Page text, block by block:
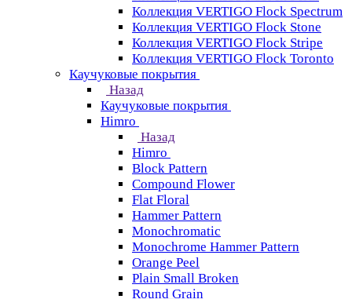
Коллекция VERTIGO Flock Spectrum
Коллекция VERTIGO Flock Stone
Коллекция VERTIGO Flock Stripe
Коллекция VERTIGO Flock Toronto
Каучуковые покрытия
Назад
Каучуковые покрытия
Himro
Назад
Himro
Block Pattern
Compound Flower
Flat Floral
Hammer Pattern
Monochromatic
Monochrome Hammer Pattern
Orange Peel
Plain Small Broken
Round Grain